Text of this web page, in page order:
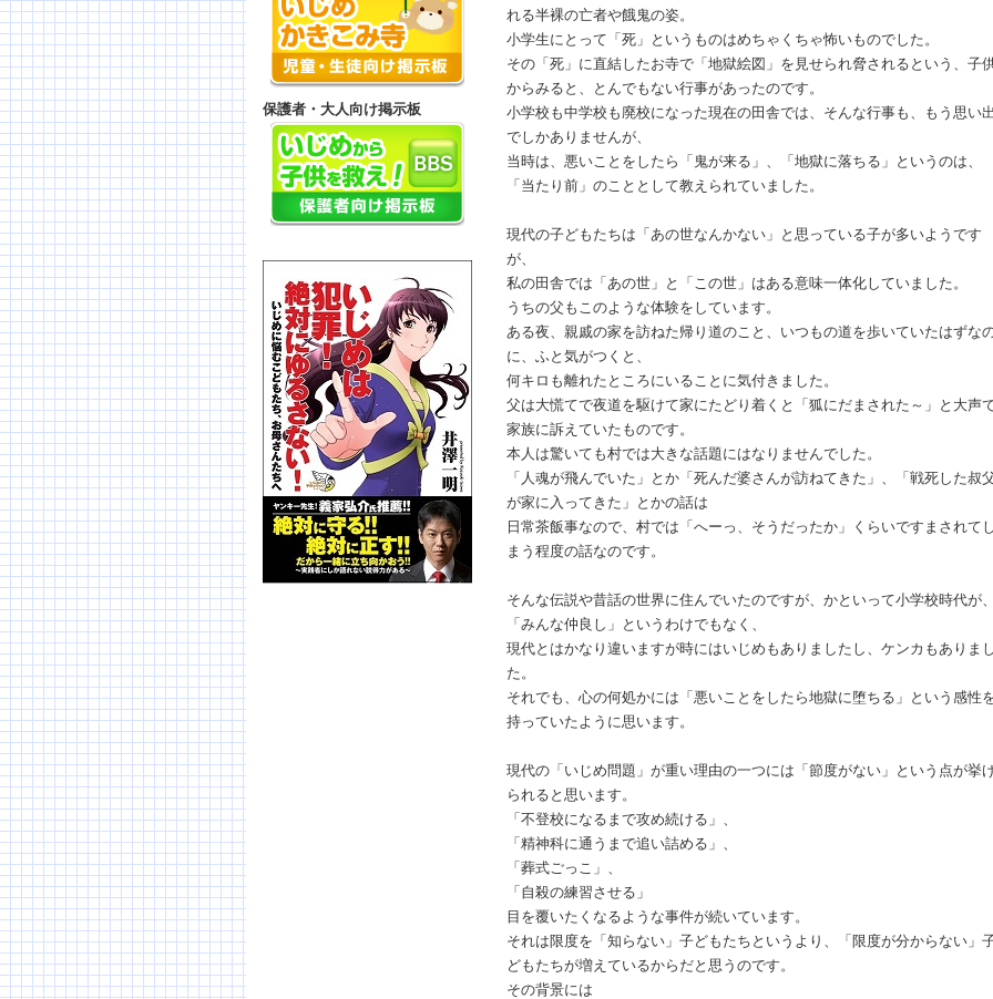
保護者・大人向け掲示板
れる半裸の亡者や餓鬼の姿。
小学生にとって「死」というものはめちゃくちゃ怖いものでした。
その「死」に直結したお寺で「地獄絵図」を見せられ脅されるという、子
からみると、とんでもない行事があったのです。
小学校も中学校も廃校になった現在の田舎では、そんな行事も、もう思い出
でしかありませんが、
当時は、悪いことをしたら「鬼が来る」、「地獄に落ちる」というのは、
「当たり前」のこととして教えられていました。
現代の子どもたちは「あの世なんかない」と思っている子が多いようです
が、
私の田舎では「あの世」と「この世」はある意味一体化していました。
うちの父もこのような体験をしています。
ある夜、親戚の家を訪ねた帰り道のこと、いつもの道を歩いていたはずな
に、ふと気がつくと、
何キロも離れたところにいることに気付きました。
父は大慌てで夜道を駆けて家にたどり着くと「狐にだまされた～」と大声
家族に訴えていたものです。
本人は驚いても村では大きな話題にはなりませんでした。
「人魂が飛んでいた」とか「死んだ婆さんが訪ねてきた」、「戦死した叔
が家に入ってきた」とかの話は
日常茶飯事なので、村では「へーっ、そうだったか」くらいですまされてし
まう程度の話なのです。
そんな伝説や昔話の世界に住んでいたのですが、かといって小学校時代が、
「みんな仲良し」というわけでもなく、
現代とはかなり違いますが時にはいじめもありましたし、ケンカもありまし
た。
それでも、心の何処かには「悪いことをしたら地獄に堕ちる」という感性
持っていたように思います。
現代の「いじめ問題」が重い理由の一つには「節度がない」という点が挙
られると思います。
「不登校になるまで攻め続ける」、
「精神科に通うまで追い詰める」、
「葬式ごっこ」、
「自殺の練習させる」
目を覆いたくなるような事件が続いています。
それは限度を「知らない」子どもたちというより、「限度が分からない」
どもたちが増えているからだと思うのです。
その背景には